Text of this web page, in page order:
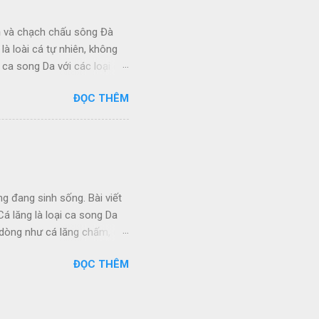
chạch chấu sông Đà
loài cá tự nhiên, không
song Da với các loại cá
cải thiện đời sống bà con
tỉnh ta có 8.900 ha thuộc
tích hồ chứa 9 tỷ m3
Bắc. Qua một số đề
ĐỌC THÊM
đang sinh sống. Bài viết
lăng là loại ca song Da
như cá lăng chấm, cá
do đó, giá thành dòng cá
ĐỌC THÊM